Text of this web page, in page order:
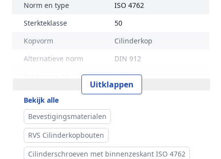
Norm en type
ISO 4762
Sterkteklasse
50
Kopvorm
Cilinderkop
Alternatieve norm
DIN 912
20 mm
30 mm
Aandrijving
Inhoud verpakking
Merk
RVS Products
Uitklappen
Bekijk alle
Bevestigingsmaterialen
RVS Cilinderkopbouten
Cilinderschroeven met binnenzeskant ISO 4762